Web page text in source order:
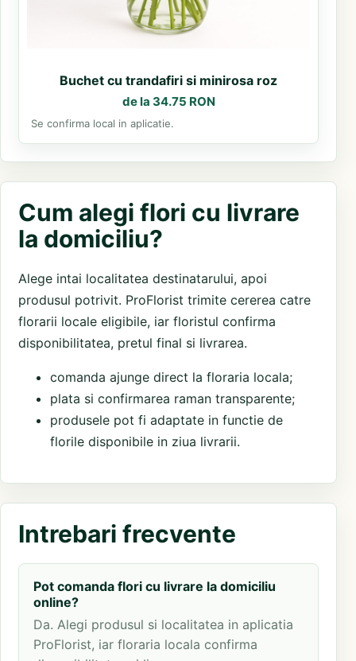
Buchet cu trandafiri si minirosa roz
de la 34.75 RON
Se confirma local in aplicatie.
Cum alegi flori cu livrare
la domiciliu?
Alege intai localitatea destinatarului, apoi
produsul potrivit. ProFlorist trimite cererea catre
florarii locale eligibile, iar floristul confirma
disponibilitatea, pretul final si livrarea.
comanda ajunge direct la floraria locala;
plata si confirmarea raman transparente;
produsele pot fi adaptate in functie de
florile disponibile in ziua livrarii.
Intrebari frecvente
Pot comanda flori cu livrare la domiciliu
online?
Da. Alegi produsul si localitatea in aplicatia
ProFlorist, iar floraria locala confirma